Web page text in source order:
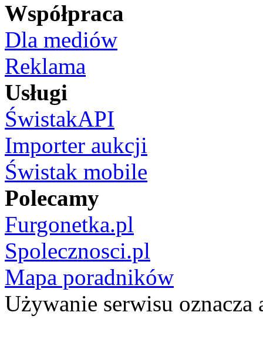
Współpraca
Dla mediów
Reklama
Usługi
ŚwistakAPI
Importer aukcji
Świstak mobile
Polecamy
Furgonetka.pl
Spolecznosci.pl
Mapa poradników
Używanie serwisu oznacza